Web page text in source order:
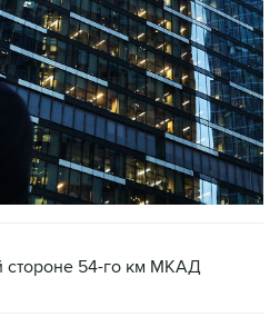
54-го км МКАД